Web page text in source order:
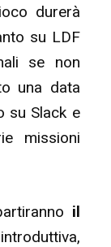
durerà
su LDF
se non
una data
su Slack e
missioni
il